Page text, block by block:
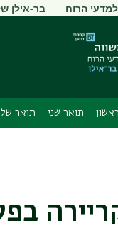
הרוח בר-אילן
תואר שני תואר